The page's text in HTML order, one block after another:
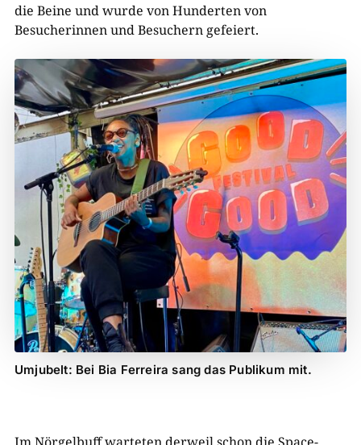
die Beine und wurde von Hunderten von
Besucherinnen und Besuchern gefeiert.
Umjubelt: Bei Bia Ferreira sang das Publikum mit.